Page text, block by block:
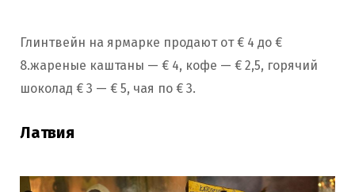
Глинтвейн на ярмарке продают от € 4 до €
8.жареные каштаны — € 4, кофе — € 2,5, горячий
шоколад € 3 — € 5, чая по € 3.
Латвия